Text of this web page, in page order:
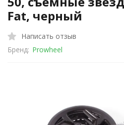
Fat, черный
Написать отзыв
Бренд: Prowheel